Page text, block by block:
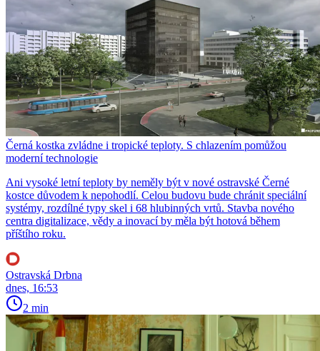
Černá kostka zvládne i tropické teploty. S chlazením pomůžou
moderní technologie
Ani vysoké letní teploty by neměly být v nové ostravské Černé
kostce důvodem k nepohodlí. Celou budovu bude chránit speciální
systémy, rozdílné typy skel i 68 hlubinných vrtů. Stavba nového
centra digitalizace, vědy a inovací by měla být hotová během
příštího roku.
Ostravská Drbna
dnes, 16:53
2 min